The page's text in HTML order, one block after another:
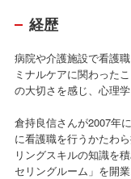
経歴
病院や介護施設で看護
ミナルケアに関わった
の大切さを感じ、心理学
倉持良信さんが2007年
に看護職を行うかたわ
リングスキルの知識を
セリングルーム」を開業